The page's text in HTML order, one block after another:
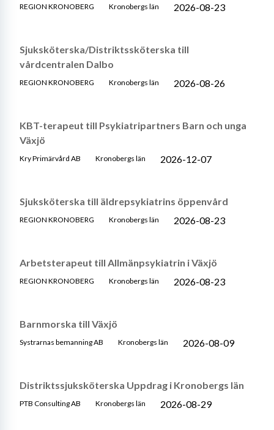
REGION KRONOBERG Kronobergs län 2026-08-23
Sjuksköterska/Distriktssköterska till
vårdcentralen Dalbo
REGION KRONOBERG Kronobergs län 2026-08-26
KBT-terapeut till Psykiatripartners Barn och unga
Växjö
Kry Primärvård AB Kronobergs län 2026-12-07
Sjuksköterska till äldrepsykiatrins öppenvård
REGION KRONOBERG Kronobergs län 2026-08-23
Arbetsterapeut till Allmänpsykiatrin i Växjö
REGION KRONOBERG Kronobergs län 2026-08-23
Barnmorska till Växjö
Systrarnas bemanning AB Kronobergs län 2026-08-09
Distriktssjuksköterska Uppdrag i Kronobergs län
PTB Consulting AB Kronobergs län 2026-08-29